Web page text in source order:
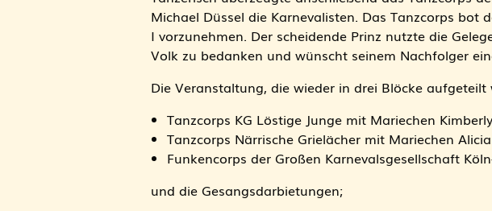
Michael Düssel die Karnevalisten. Das Tanzcorps
I vorzunehmen. Der scheidende Prinz nutzte die
Volk zu bedanken und wünscht seinem Nachfolger
Die Veranstaltung, die wieder in drei Blöcke
Tanzcorps KG Löstige Junge mit Mariechen
Tanzcorps Närrische Grielächer mit Mariechen
Funkencorps der Großen Karnevalsgesellschaft
und die Gesangsdarbietungen;